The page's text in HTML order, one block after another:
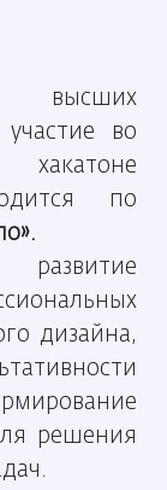
высших
во
хакатоне
по
дизайна,
решения